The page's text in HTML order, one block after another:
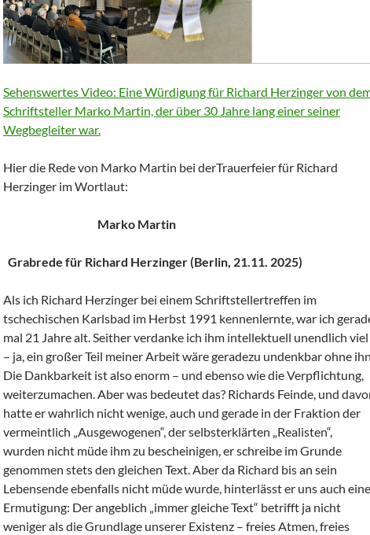
Sehenswertes Video: Eine Würdigung für Richard Herzinger von
Schriftsteller Marko Martin, der über 30 Jahre lang einer seiner
Wegbegleiter war.
Hier die Rede von Marko Martin bei derTrauerfeier für Richard
Herzinger im Wortlaut:
Marko Martin
Grabrede für Richard Herzinger (Berlin, 21.11. 2025)
Als ich Richard Herzinger bei einem Schriftstellertreffen im
tschechischen Karlsbad im Herbst 1991 kennenlernte, war ich
mal 21 Jahre alt. Seither verdanke ich ihm intellektuell unendlich viel
– ja, ein großer Teil meiner Arbeit wäre geradezu undenkbar ohne ihn.
Die Dankbarkeit ist also enorm – und ebenso wie die Verpflichtung,
weiterzumachen. Aber was bedeutet das? Richards Feinde, und
hatte er wahrlich nicht wenige, auch und gerade in der Fraktion der
vermeintlich „Ausgewogenen“, der selbsterklärten „Realisten“,
wurden nicht müde ihm zu bescheinigen, er schreibe im Grunde
genommen stets den gleichen Text. Aber da Richard bis an sein
Lebensende ebenfalls nicht müde wurde, hinterlässt er uns auch eine
Ermutigung: Der angeblich „immer gleiche Text“ betrifft ja nicht
weniger als die Grundlage unserer Existenz – freies Atmen, freies